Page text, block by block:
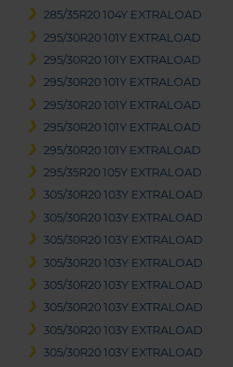
285/35R20 104Y EXTRALOAD
295/30R20 101Y EXTRALOAD
295/30R20 101Y EXTRALOAD
295/30R20 101Y EXTRALOAD
295/30R20 101Y EXTRALOAD
295/30R20 101Y EXTRALOAD
295/30R20 101Y EXTRALOAD
295/35R20 105Y EXTRALOAD
305/30R20 103Y EXTRALOAD
305/30R20 103Y EXTRALOAD
305/30R20 103Y EXTRALOAD
305/30R20 103Y EXTRALOAD
305/30R20 103Y EXTRALOAD
305/30R20 103Y EXTRALOAD
305/30R20 103Y EXTRALOAD
305/30R20 103Y EXTRALOAD